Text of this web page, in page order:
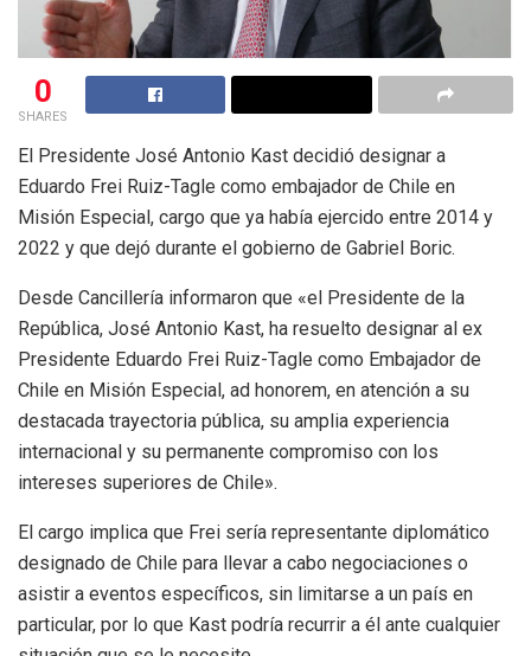
0
SHARES
El Presidente José Antonio Kast decidió designar a
Eduardo Frei Ruiz-Tagle como embajador de Chile en
Misión Especial, cargo que ya había ejercido entre 2014 y
2022 y que dejó durante el gobierno de Gabriel Boric.
Desde Cancillería informaron que «el Presidente de la
República, José Antonio Kast, ha resuelto designar al ex
Presidente Eduardo Frei Ruiz-Tagle como Embajador de
Chile en Misión Especial, ad honorem, en atención a su
destacada trayectoria pública, su amplia experiencia
internacional y su permanente compromiso con los
intereses superiores de Chile».
El cargo implica que Frei sería representante diplomático
designado de Chile para llevar a cabo negociaciones o
asistir a eventos específicos, sin limitarse a un país en
particular, por lo que Kast podría recurrir a él ante cualquier